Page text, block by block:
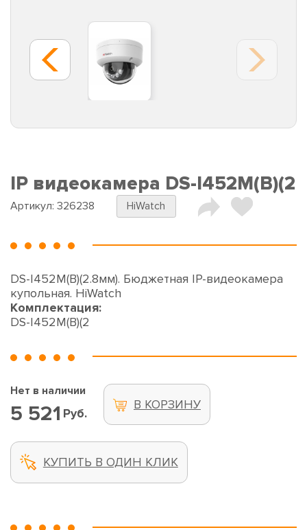
IP видеокамера DS-I452M(B)(2
Артикул: 326238 HiWatch
DS-I452M(B)(2.8мм). Бюджетная IP-видеокамера
купольная. HiWatch
Комплектация:
DS-I452M(B)(2
Нет в наличии
5 521 Руб.
В КОРЗИНУ
КУПИТЬ В ОДИН КЛИК